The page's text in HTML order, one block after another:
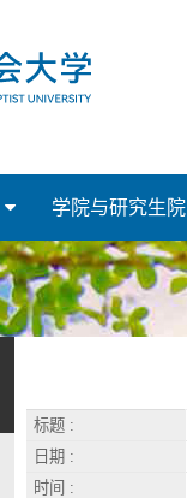
学院与研究生院
标题 :
日期 :
时间 :